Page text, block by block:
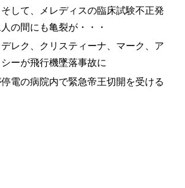
して、メレディスの臨床試験不正発
の間にも亀裂が・・・
レク、クリスティーナ、マーク、ア
ーが飛行機墜落事故に
電の病院内で緊急帝王切開を受ける